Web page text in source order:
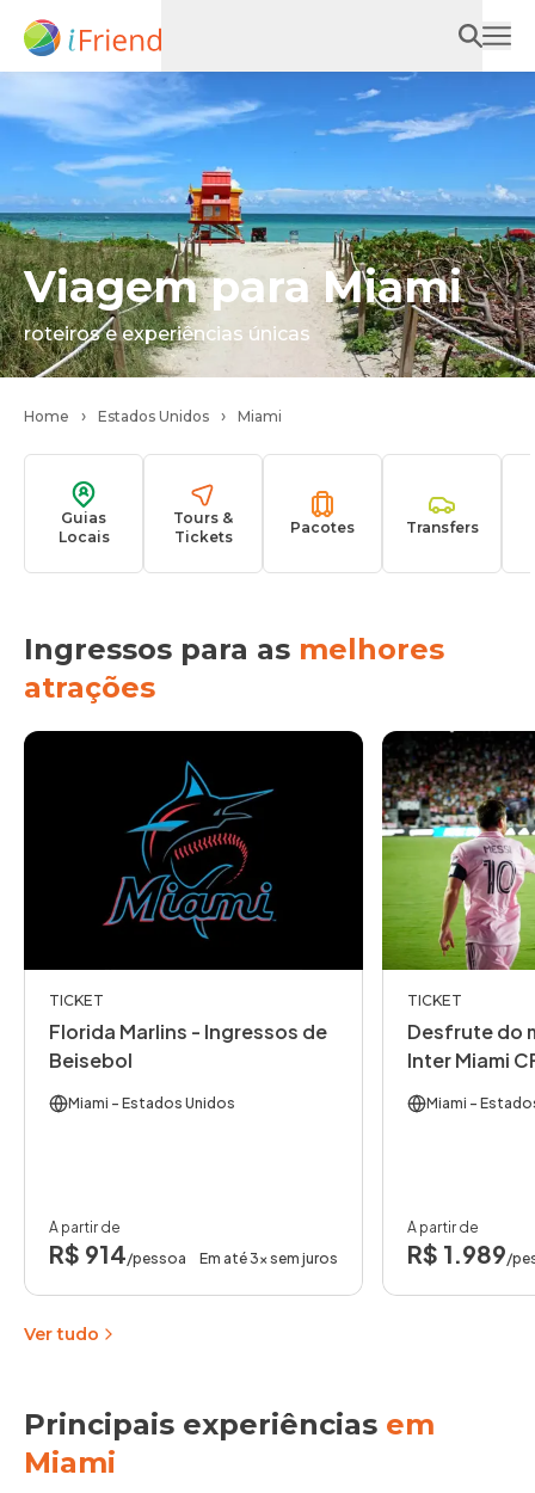
Viagem para Miami
roteiros e experiências únicas
Home Estados Unidos Miami
Guias
Locais
Tours &
Tickets
Pacotes Transfers
Ingressos para as melhores
atrações
TICKET
Florida Marlins - Ingressos de
Beisebol
Miami - Estados Unidos
A partir de
R$ 914/pessoa Em até 3x sem juros
TICKET
Desfrute do
Inter Miami
Miami -
A partir de
R$ 1.989/
Ver tudo
Principais experiências em
Miami